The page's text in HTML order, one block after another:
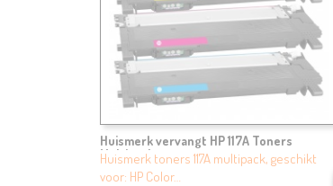
Huismerk vervangt HP 117A Toners
Multipack
Huismerk toners 117A multipack, geschikt
voor: HP Color…